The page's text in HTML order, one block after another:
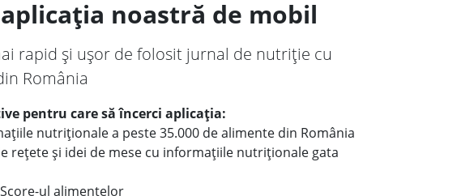
noastră de mobil
rapid și ușor de folosit jurnal de nutriție cu
România
pentru care să încerci aplicația:
nutriționale a peste 35.000 de alimente din România
rețete și idei de mese cu informațiile nutriționale gata
ul alimentelor